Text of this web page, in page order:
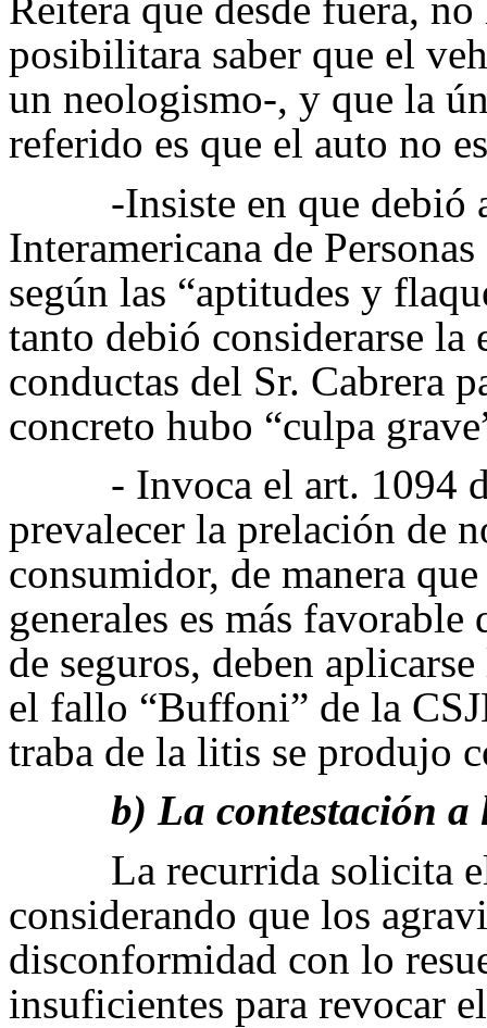
Reitera que desde fuera,
posibilitara saber que el
un neologismo-, y que la
referido es que el auto no
-Insiste en que debió
Interamericana de
según las “aptitudes y
tanto debió considerarse la
conductas del Sr. Cabrera
concreto hubo “culpa
- Invoca el art. 1094
prevalecer la prelación de
consumidor, de manera
generales es más favorable
de seguros, deben
el fallo “Buffoni” de la
traba de la litis se produjo
b) La contestación a
La recurrida solicita
considerando que los
disconformidad con lo
insuficientes para revocar